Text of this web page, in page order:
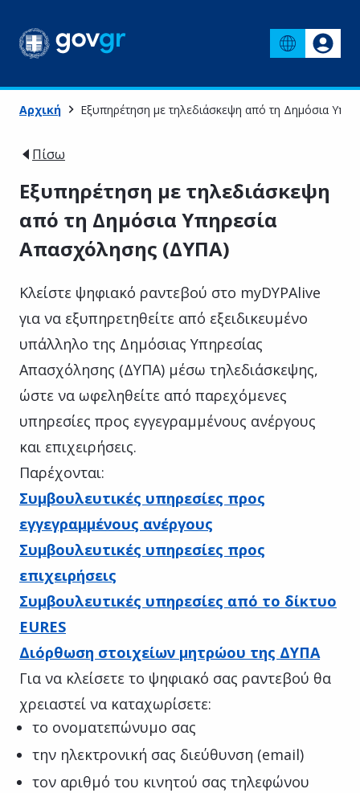
Αρχική Εξυπηρέτηση με τηλεδιάσκεψη από τη Δημόσια
Πίσω
Εξυπηρέτηση με τηλεδιάσκεψη
από τη Δημόσια Υπηρεσία
Απασχόλησης (ΔΥΠΑ)
Κλείστε ψηφιακό ραντεβού στο myDYPAlive
για να εξυπηρετηθείτε από εξειδικευμένο
υπάλληλο της Δημόσιας Υπηρεσίας
Απασχόλησης (ΔΥΠΑ) μέσω τηλεδιάσκεψης,
ώστε να ωφεληθείτε από παρεχόμενες
υπηρεσίες προς εγγεγραμμένους ανέργους
και επιχειρήσεις.
Παρέχονται:
Συμβουλευτικές υπηρεσίες προς
εγγεγραμμένους ανέργους
Συμβουλευτικές υπηρεσίες προς
επιχειρήσεις
Συμβουλευτικές υπηρεσίες από το δίκτυο
EURES
Διόρθωση στοιχείων μητρώου της ΔΥΠΑ
Για να κλείσετε το ψηφιακό σας ραντεβού θα
χρειαστεί να καταχωρίσετε:
το ονοματεπώνυμο σας
την ηλεκτρονική σας διεύθυνση (email)
τον αριθμό του κινητού σας τηλεφώνου